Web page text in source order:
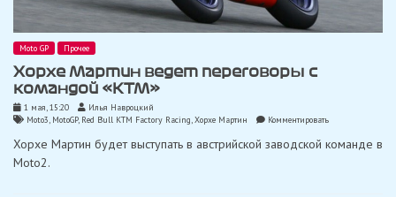
Moto GP Прочее
Хорхе Мартин ведет переговоры с
командой «KTM»
1 мая, 15:20
Илья Навроцкий
Moto3, MotoGP, Red Bull KTM Factory Racing,Хорхе Мартин Комментироватьon
Мартин
Хорхе Мартин будет выступать в австрийской заводской команде в
Moto2.